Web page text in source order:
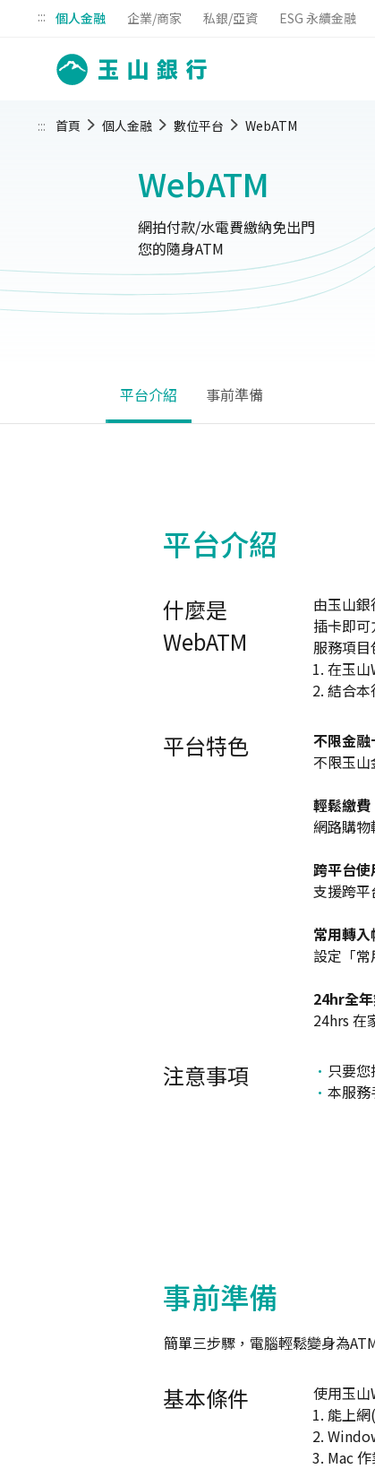
::: 個人金融 企業/商家 私銀/亞資 ESG 永續金融
:::
WebATM
網拍付款/水電費繳納免出門
您的隨身ATM
首頁 個人金融 數位平台 WebATM
平台介紹 事前準備
平台介紹
什麼是
WebATM
由玉山
插卡即可
服務項目
在玉山
結合本
平台特色
不限金融
不限玉
輕鬆繳費
網路購
跨平台使
支援跨
常用轉入
設定「
24hr全
24hrs 在
注意事項
只要
本服務
事前準備
簡單三步驟，電腦輕鬆變身為
基本條件
使用玉山
能上
Mac